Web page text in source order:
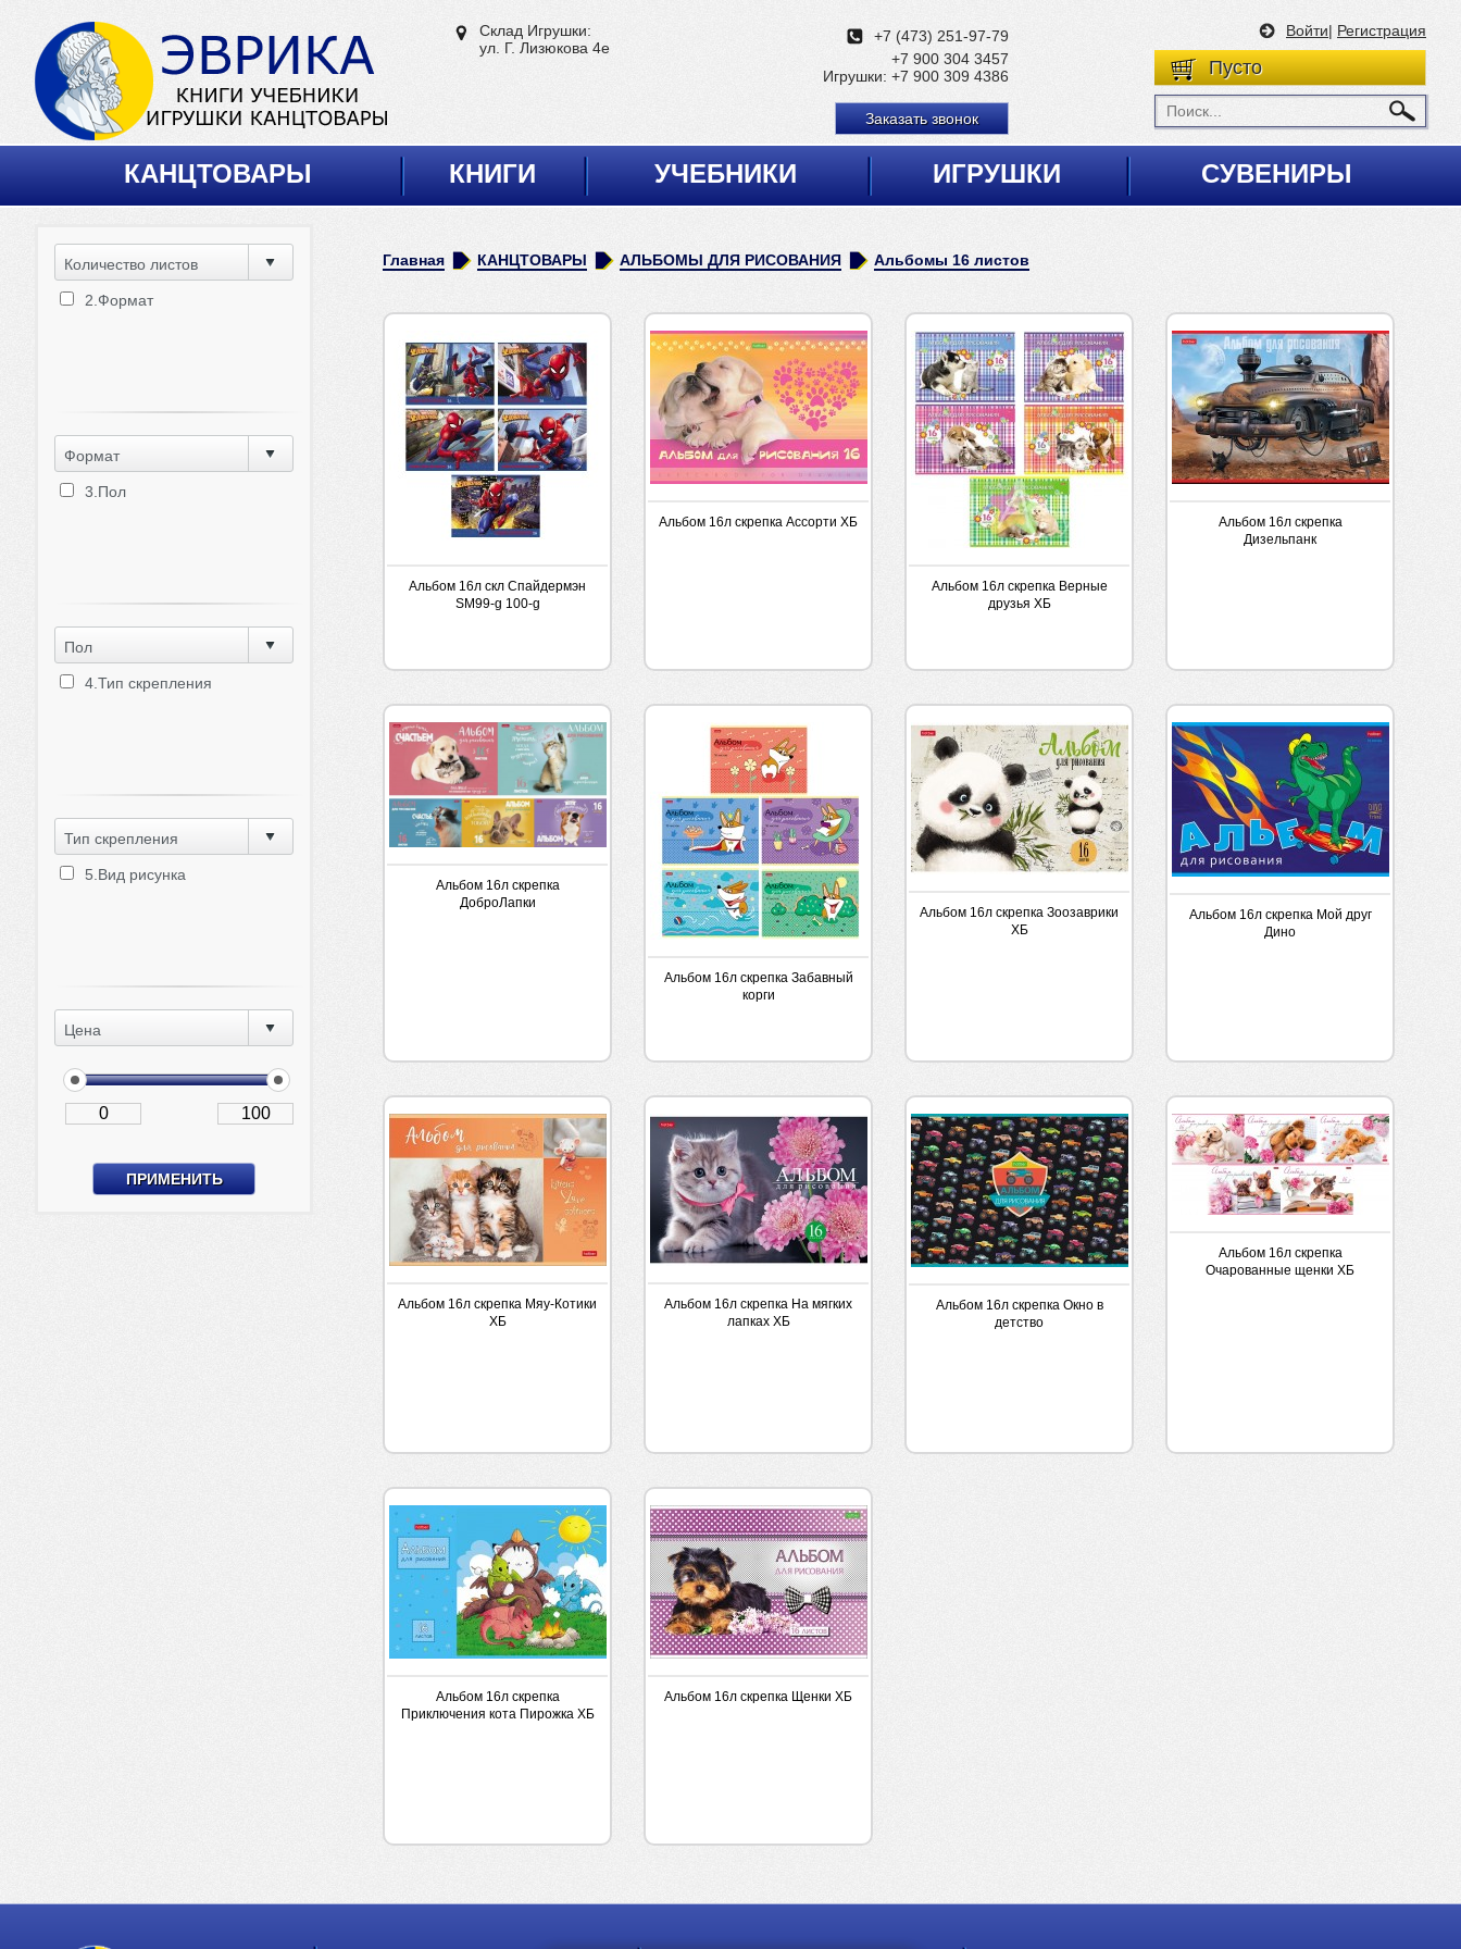
Склад Игрушки:
ул. Г. Лизюкова 4е
+7 (473) 251-97-79
+7 900 304 3457
Игрушки: +7 900 309 4386
Заказать звонок
Войти| Регистрация
Пусто
КАНЦТОВАРЫ КНИГИ УЧЕБНИКИ ИГРУШКИ СУВЕНИРЫ
Количество листов
2.Формат
Формат
3.Пол
Пол
4.Тип скрепления
Тип скрепления
5.Вид рисунка
Цена
Главная КАНЦТОВАРЫ АЛЬБОМЫ ДЛЯ РИСОВАНИЯ Альбомы 16 листов
Альбом 16л скл Спайдермэн
SM99-g 100-g
Альбом 16л скрепка Ассорти ХБ
Альбом 16л скрепка Верные
друзья ХБ
Альбом 16л скрепка
Дизельпанк
Альбом 16л скрепка
ДоброЛапки
Альбом 16л скрепка Забавный
корги
Альбом 16л скрепка Зоозаврики
ХБ
Альбом 16л скрепка Мой друг
Дино
Альбом 16л скрепка Мяу-Котики
ХБ
Альбом 16л скрепка На мягких
лапках ХБ
Альбом 16л скрепка Окно в
детство
Альбом 16л скрепка
Очарованные щенки ХБ
Альбом 16л скрепка
Приключения кота Пирожка ХБ
Альбом 16л скрепка Щенки ХБ